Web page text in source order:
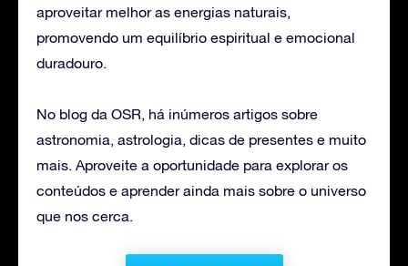
aproveitar melhor as energias naturais,
promovendo um equilíbrio espiritual e emocional
duradouro.
No blog da OSR, há inúmeros artigos sobre
astronomia, astrologia, dicas de presentes e muito
mais. Aproveite a oportunidade para explorar os
conteúdos e aprender ainda mais sobre o universo
que nos cerca.